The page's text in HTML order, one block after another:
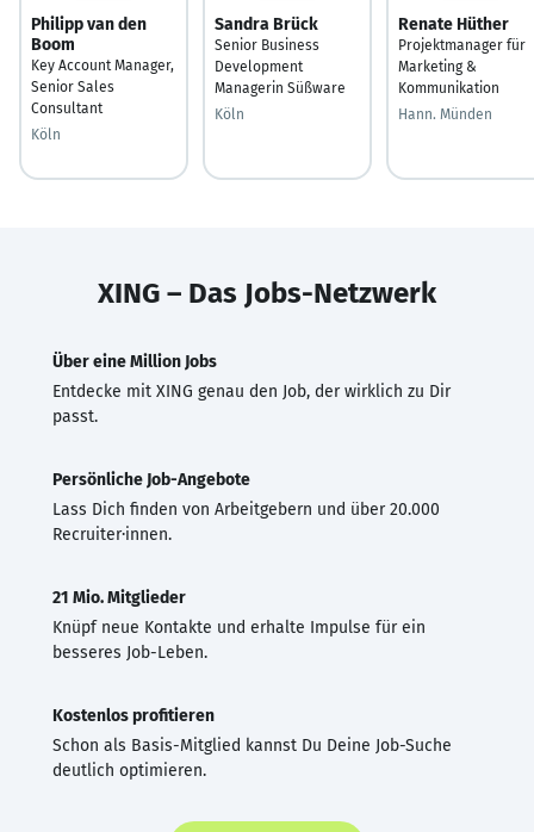
Philipp van den
Boom
Key Account Manager,
Senior Sales
Consultant
Köln
Sandra Brück
Senior Business
Development
Managerin Süßware
Köln
Renate Hüther
Projektmanager für
Marketing &
Kommunikation
Hann. Münden
XING – Das Jobs-Netzwerk
Über eine Million Jobs
Entdecke mit XING genau den Job, der wirklich zu Dir
passt.
Persönliche Job-Angebote
Lass Dich finden von Arbeitgebern und über 20.000
Recruiter·innen.
21 Mio. Mitglieder
Knüpf neue Kontakte und erhalte Impulse für ein
besseres Job-Leben.
Kostenlos profitieren
Schon als Basis-Mitglied kannst Du Deine Job-Suche
deutlich optimieren.